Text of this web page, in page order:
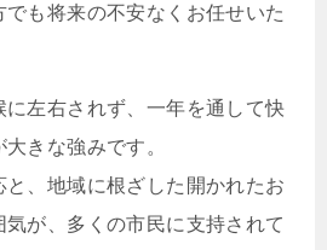
も将来の不安なくお任せいた
に左右されず、一年を通して快
きな強みです。
、地域に根ざした開かれたお
が、多くの市民に支持されて